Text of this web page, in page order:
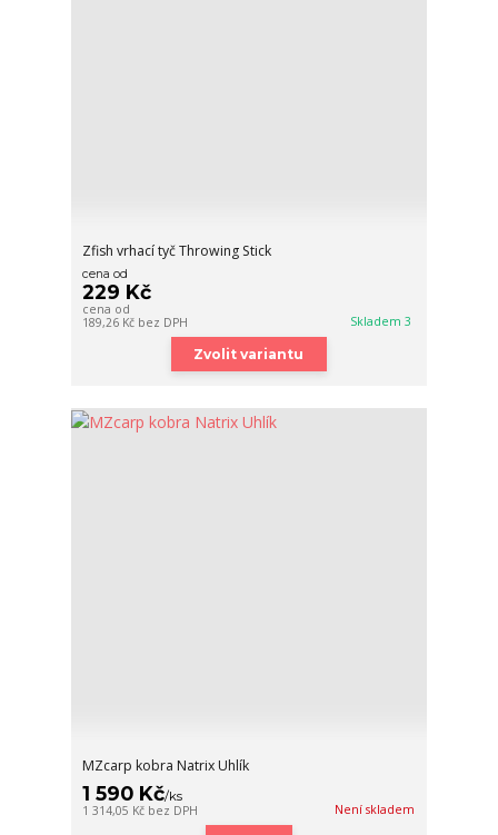
Zfish vrhací tyč Throwing Stick
cena od
229 Kč
cena od
189,26 Kč bez DPH Skladem 3
Zvolit variantu
MZcarp kobra Natrix Uhlík
1 590 Kč/ks
1 314,05 Kč bez DPH Není skladem